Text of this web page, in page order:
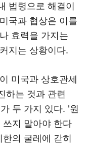
법령으로 해결이
국과 협상은 이를
효력을 가지는
지는 상황이다.
미국과 상호관세
하는 것과 관련
두 가지 있다. '원
지 말아야 한다
의 굴레에 갇히